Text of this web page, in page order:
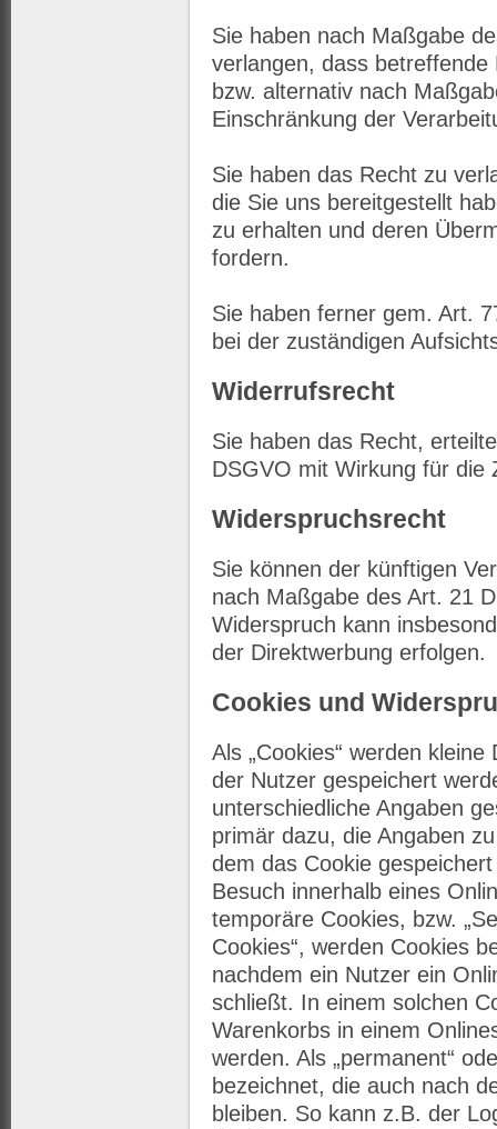
Sie haben nach Maßgabe
verlangen, dass
bzw. alternativ nach
Einschränkung der
Sie haben das Recht zu
die Sie uns bereitgestellt
zu erhalten und deren
fordern.
Sie haben ferner gem. Art.
bei der zuständigen
Widerrufsrecht
Sie haben das Recht,
DSGVO mit Wirkung für die
Widerspruchsrecht
Sie können der künftigen
nach Maßgabe des Art. 21
Widerspruch kann
der Direktwerbung erfolgen.
Cookies und
Als „Cookies“ werden
der Nutzer gespeichert
unterschiedliche Angaben
primär dazu, die Angaben
dem das Cookie
Besuch innerhalb eines
temporäre Cookies, bzw.
Cookies“, werden Cookies
nachdem ein Nutzer ein
schließt. In einem solchen
Warenkorbs in einem
werden. Als „permanent“
bezeichnet, die auch nach
bleiben. So kann z.B. der